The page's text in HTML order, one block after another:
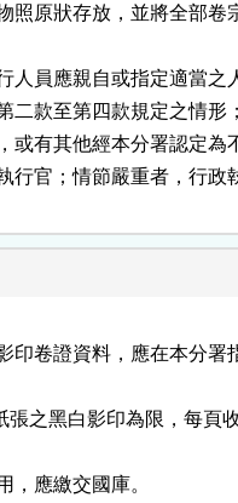
照原狀存放，並將全部卷
人員應親自或指定適當之
二款至第四款規定之情形
或有其他經本分署認定為
行官；情節嚴重者，行政
印卷證資料，應在本分署
張之黑白影印為限，每頁
，應繳交國庫。